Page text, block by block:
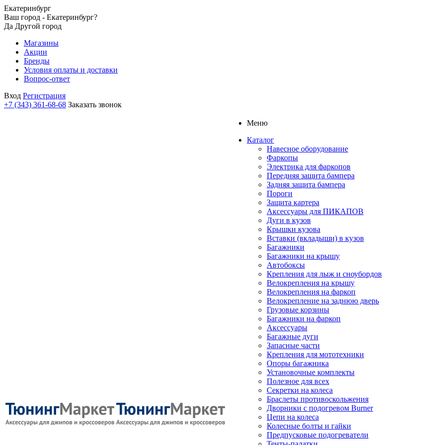
Екатеринбург
Ваш город - Екатеринбург?
Да Другой город
Магазины
Акции
Бренды
Условия оплаты и доставки
Вопрос-ответ
Вход Регистрация
+7 (343) 361-68-68 Заказать звонок
Меню
Каталог
Навесное оборудование
Фаркопы
Электрика для фаркопов
Передняя защита бампера
Задняя защита бампера
Пороги
Защита картера
Аксессуары для ПИКАПОВ
Дуги в кузов
Крышки кузова
Вставки (вкладыши) в кузов
Багажники
Багажники на крышу
Автобоксы
Крепления для лыж и сноубордов
Велокрепления на крышу
Велокрепления на фаркоп
Велокрепление на заднюю дверь
Грузовые корзины
Багажники на фаркоп
Аксессуары
Багажные дуги
Запасные части
Крепления для мототехники
Опоры багажника
Установочные комплекты
Полезное для всех
Секретки на колеса
Браслеты противоскольжения
Дворники с подогревом Burner
Цепи на колеса
Колесные болты и гайки
Предпусковые подогреватели